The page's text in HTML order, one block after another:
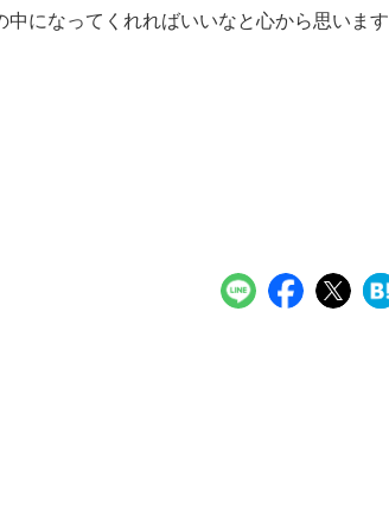
中になってくれればいいなと心から思います